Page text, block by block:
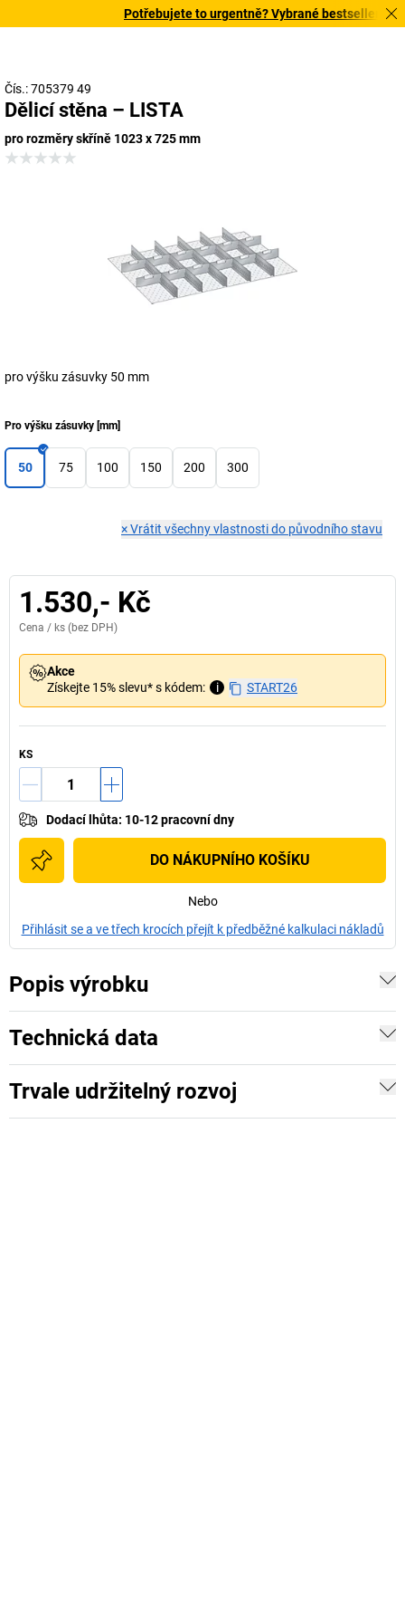
Potřebujete to urgentně? Vybrané bestsellery
Čís.: 705379 49
Dělicí stěna – LISTA
pro rozměry skříně 1023 x 725 mm
pro výšku zásuvky 50 mm
Pro výšku zásuvky [mm]
50 75 100 150 200 300
×Vrátit všechny vlastnosti do původního stavu
1.530,- Kč
Cena / ks (bez DPH)
Akce
Získejte 15% slevu* s kódem:
i START26
KS
Dodací lhůta: 10-12 pracovní dny
DO NÁKUPNÍHO KOŠÍKU
Nebo
Přihlásit se a ve třech krocích přejít k předběžné kalkulaci nákladů
Popis výrobku
Technická data
Trvale udržitelný rozvoj